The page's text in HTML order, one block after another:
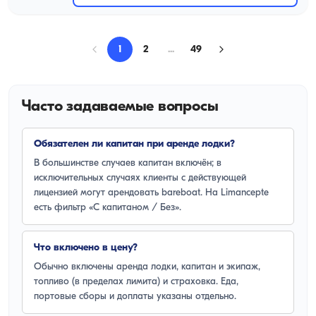
1 2 ... 49
Часто задаваемые вопросы
Обязателен ли капитан при аренде лодки?
В большинстве случаев капитан включён; в
исключительных случаях клиенты с действующей
лицензией могут арендовать bareboat. На Limancepte
есть фильтр «С капитаном / Без».
Что включено в цену?
Обычно включены аренда лодки, капитан и экипаж,
топливо (в пределах лимита) и страховка. Еда,
портовые сборы и доплаты указаны отдельно.